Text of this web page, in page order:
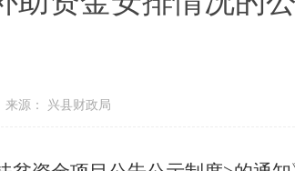
源： 兴县财政局